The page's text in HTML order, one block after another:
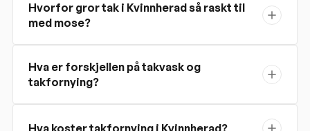
Hvorfor gror tak i Kvinnherad så raskt til
med mose?
Hva er forskjellen på takvask og
takfornying?
Hva koster takfornying i Kvinnherad?